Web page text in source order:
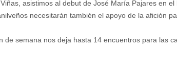
asistimos al debut de José María Pajares en
necesitarán también el apoyo de la afición
de semana nos deja hasta 14 encuentros para las